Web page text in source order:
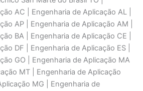
AC | Engenharia de Aplicaçāo AL |
AP | Engenharia de Aplicaçāo AM |
BA | Engenharia de Aplicaçāo CE |
DF | Engenharia de Aplicaçāo ES |
GO | Engenharia de Aplicaçāo MA
MT | Engenharia de Aplicaçāo
MG | Engenharia de